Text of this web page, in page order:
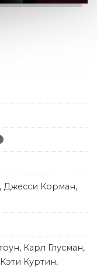
Джесси Корман,
Карл Глусман,
Куртин,